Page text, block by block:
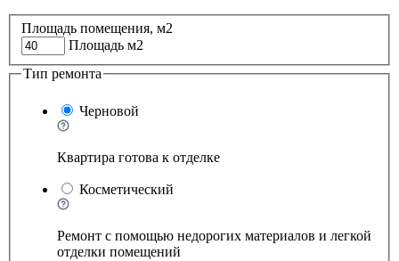
Площадь помещения, м2
Площадь м2
Тип ремонта
Черновой
Квартира готова к отделке
Косметический
Ремонт с помощью недорогих материалов и легкой
отделки помещений